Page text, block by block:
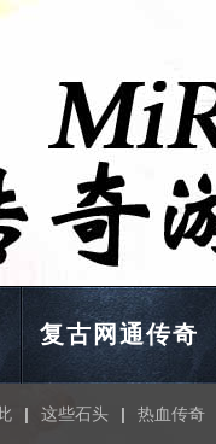
复古网通传奇
| 这些石头 | 热血传奇